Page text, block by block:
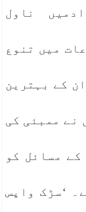
ناول
میں تنوع
کے بہترین
نے ممبئی کی
مسائل کو
‘سڑک واپس